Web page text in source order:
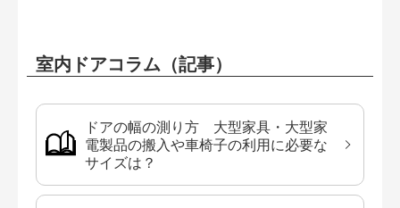
室内ドアコラム（記事）
ドアの幅の測り方 大型家具・大型家
電製品の搬入や車椅子の利用に必要な
サイズは？